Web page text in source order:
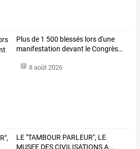
Plusde 1 500 blessés lorsd'une
manifestation devant leCongrès…
8 août 2026
LE "TAMBOUR PARLEUR", LE
MUSEE DESCIVILISATIONSA…